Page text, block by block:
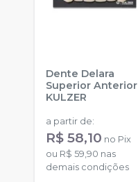
Dente Delara
Superior Anterior
KULZER
a partir de:
R$ 58,10 no Pix
ou R$ 59,90 nas
demais condições